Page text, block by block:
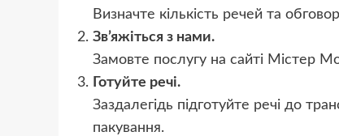
Визначте кількість речей та
Зв’яжіться з нами.
Замовте послугу на сайті Містер
Готуйте речі.
Заздалегідь підготуйте речі до
пакування.